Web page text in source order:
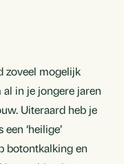
zoveel mogelijk
in je jongere jaren
Uiteraard heb je
‘heilige’
botontkalking en